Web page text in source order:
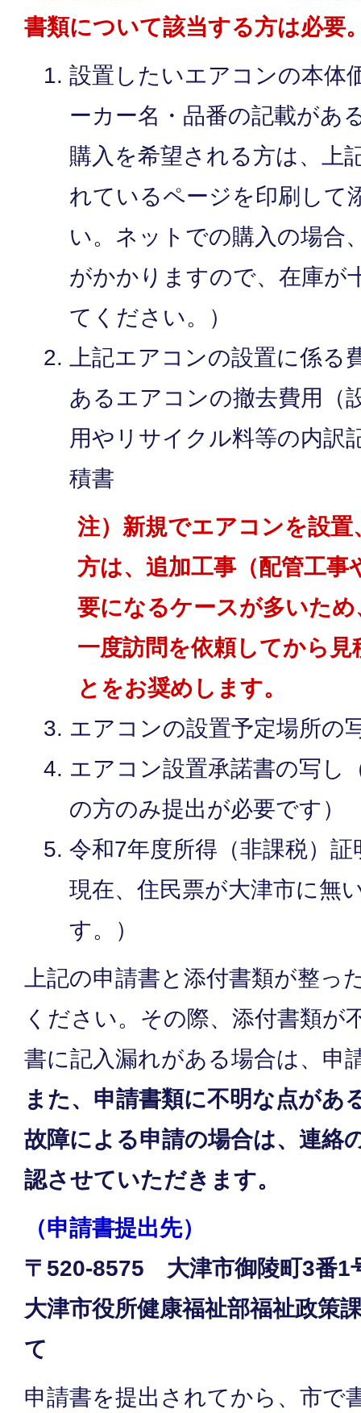
書類について該当する方は必要
設置したいエアコンの本体
ーカー名・品番の記載があ
購入を希望される方は、上
れているページを印刷して
い。ネットでの購入の場合
がかかりますので、在庫が
てください。）
上記エアコンの設置に係る
あるエアコンの撤去費用（
用やリサイクル料等の内訳
積書
注）新規でエアコンを設
方は、追加工事（配管工事
要になるケースが多いた
一度訪問を依頼してから
とをお奨めします。
エアコンの設置予定場所の
エアコン設置承諾書の写し
の方のみ提出が必要です）
令和7年度所得（非課税）
現在、住民票が大津市に無
す。）
上記の申請書と添付書類が整っ
ください。その際、添付書類が
書に記入漏れがある場合は、申
また、申請書類に不明な点があ
故障による申請の場合は、連絡
認させていただきます。
（申請書提出先）
〒520-8575 大津市御陵町3
大津市役所健康福祉部福祉政策
て
申請書を提出されてから、市で